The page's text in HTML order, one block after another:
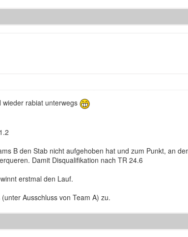
rabiat unterwegs
B den Stab nicht aufgehoben hat und zum Punkt, an
Damit Disqualifikation nach TR 24.6
erstmal den Lauf.
Ausschluss von Team A) zu.